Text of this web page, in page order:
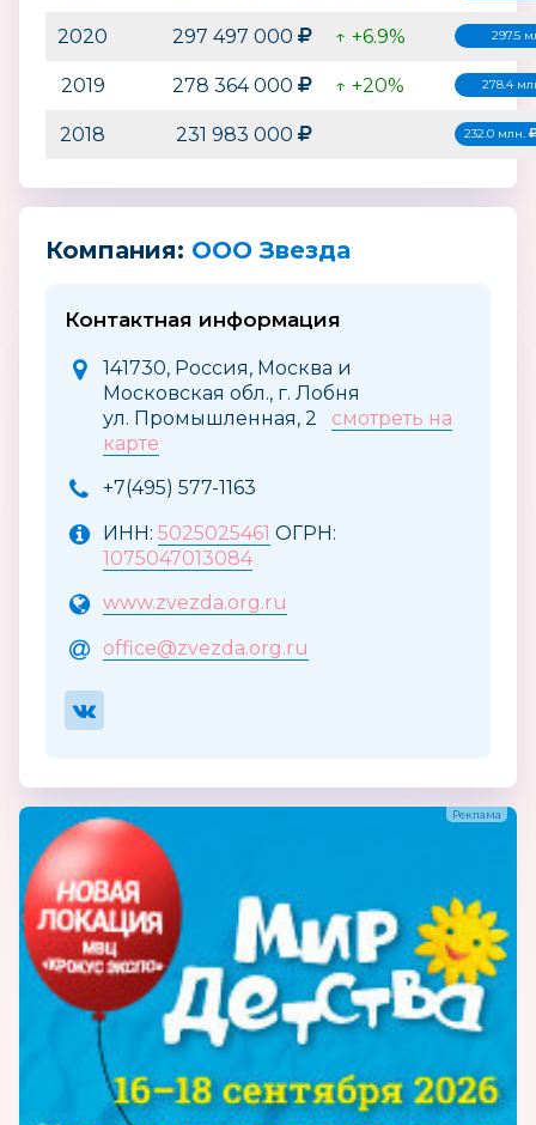
2020 297 497 000 ↑ +6.9% 297.5
2019 278 364 000 ↑ +20% 278.4
2018 231 983 000 232.0 млн.
Компания: ООО Звезда
Контактная информация
141730, Россия, Москва и
Московская обл., г. Лобня
ул. Промышленная, 2 смотреть на
карте
+7(495) 577-1163
ИНН: 5025025461 ОГРН:
1075047013084
www.zvezda.org.ru
office@zvezda.org.ru